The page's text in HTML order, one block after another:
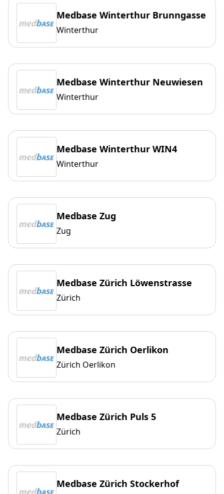
Medbase Winterthur Brunngasse
Winterthur
Medbase Winterthur Neuwiesen
Winterthur
Medbase Winterthur WIN4
Winterthur
Medbase Zug
Zug
Medbase Zürich Löwenstrasse
Zürich
Medbase Zürich Oerlikon
Zürich Oerlikon
Medbase Zürich Puls 5
Zürich
Medbase Zürich Stockerhof